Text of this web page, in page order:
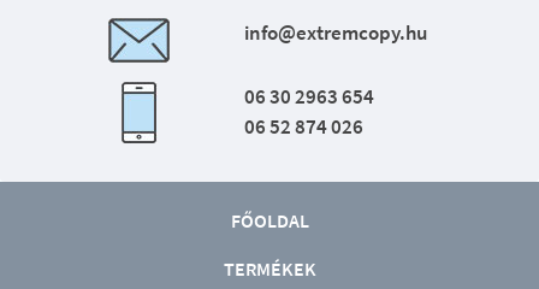
info@extremcopy.hu
06 30 2963 654
06 52 874 026
FŐOLDAL
TERMÉKEK